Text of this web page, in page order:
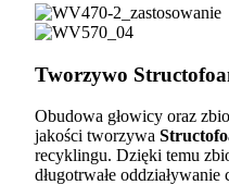
Tworzywo
Obudowa głowicy oraz
jakości tworzywa
recyklingu. Dzięki temu
długotrwałe